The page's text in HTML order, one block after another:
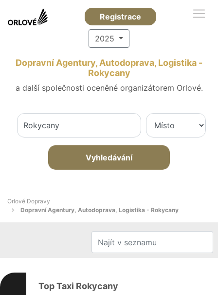
Registrace
2025
Dopravní Agentury, Autodoprava, Logistika -
Rokycany
a další společnosti oceněné organizátorem Orlové.
Vyhledávání
Orlové Dopravy
Dopravní Agentury, Autodoprava, Logistika - Rokycany
Top Taxi Rokycany